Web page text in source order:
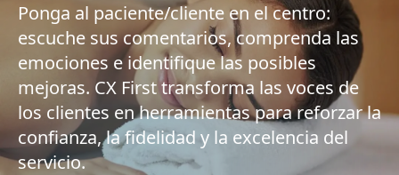
Ponga al paciente/cliente en el centro:
escuche sus comentarios, comprenda las
emociones e identifique las posibles
mejoras. CX First transforma las voces de
los clientes en herramientas para reforzar la
confianza, la fidelidad y la excelencia del
servicio.